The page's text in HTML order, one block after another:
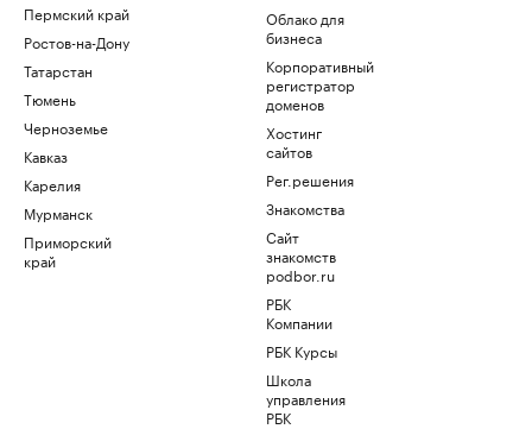
Пермский край
Ростов-на-Дону
Татарстан
Тюмень
Черноземье
Кавказ
Карелия
Мурманск
Приморский
край
Облако для
бизнеса
Корпоративный
регистратор
доменов
Хостинг
сайтов
Рег.решения
Знакомства
Сайт
знакомств
podbor.ru
РБК
Компании
РБК Курсы
Школа
управления
РБК